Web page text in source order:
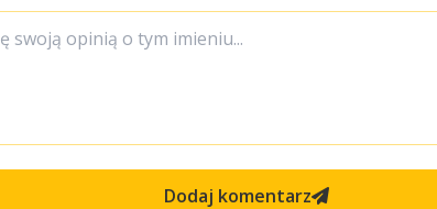
Dodaj komentarz